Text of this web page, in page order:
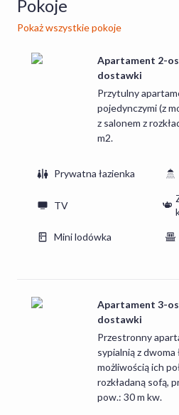
W obiekcie znajduje się jadalnia,
śniadania oraz obiadokolacje, a
Pokoje
Pokaż wszystkie pokoje
Apartament 2-
dostawki
Przytulny
pojedynczymi (z
z salonem z
m2.
Prywatna łazienka
TV
Mini lodówka
Apartament 3-
dostawki
Przestronny
sypialnią z dwoma
możliwością ich
rozkładaną sofą,
pow.: 30 m kw.